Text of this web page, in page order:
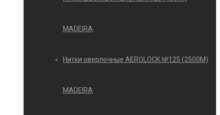
MADEIRA
Нитки оверлочные AEROLOCK №125 (2500М)
MADEIRA